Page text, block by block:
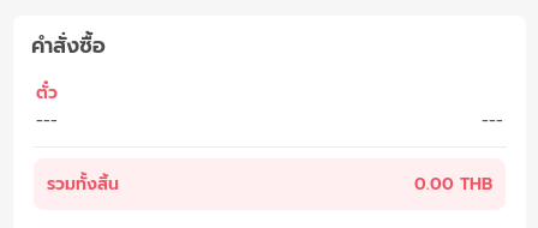
คำสั่งซื้อ
ตั๋ว
---
---
รวมทั้งสิ้น 0.00 THB